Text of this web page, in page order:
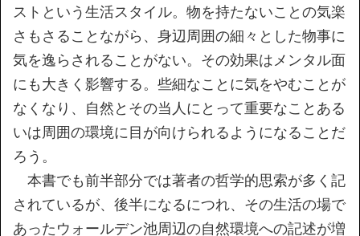
ストという生活スタイル。物を持たないことの気楽
さもさることながら、身辺周囲の細々とした物事に
気を逸らされることがない。その効果はメンタル面
にも大きく影響する。些細なことに気をやむことが
なくなり、自然とその当人にとって重要なことある
いは周囲の環境に目が向けられるようになることだ
ろう。
本書でも前半部分では著者の哲学的思索が多く記
されているが、後半になるにつれ、その生活の場で
あったウォールデン池周辺の自然環境への記述が増